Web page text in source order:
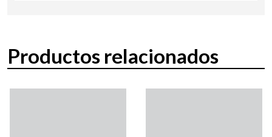
Productos relacionados